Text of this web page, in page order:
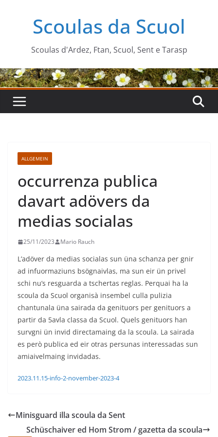
Scoulas da Scuol
Scoulas d'Ardez, Ftan, Scuol, Sent e Tarasp
ALLGEMEIN
occurrenza publica
davart adövers da
medias socialas
25/11/2023 Mario Rauch
L’adöver da medias socialas sun üna schanza per gnir
ad infuormaziuns bsögnaivlas, ma sun eir ün privel
schi nu’s resguarda a tschertas reglas. Perquai ha la
scoula da Scuol organisà insembel culla pulizia
chantunala üna sairada da genituors per genituors a
partir da 5avla classa da Scuol. Quels genituors han
survgni ün invid directamaing da la scoula. La sairada
es però publica ed eir otras persunas interessadas sun
amiaivelmaing invidadas.
2023.11.15-info-2-november-2023-4
Minisguard illa scoula da Sent
Schüschaiver ed Hom Strom / gazetta da scoula